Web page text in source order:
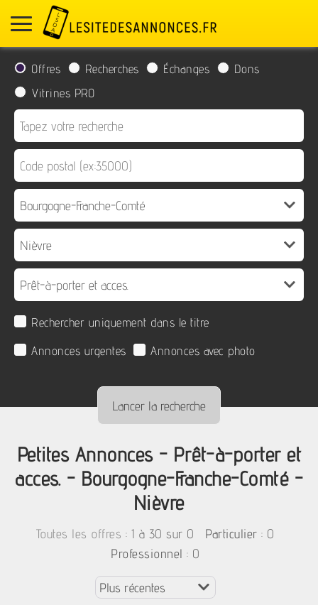
Offres Recherches Échanges
Dons
Vitrines PRO
Rechercher uniquement dans le titre
Annonces urgentes
Annonces avec photo
Petites Annonces - Prêt-à-porter et
acces. - Bourgogne-Franche-Comté -
Nièvre
Toutes les offres : 1 à 30 sur 0 Particulier : 0
Professionnel : 0